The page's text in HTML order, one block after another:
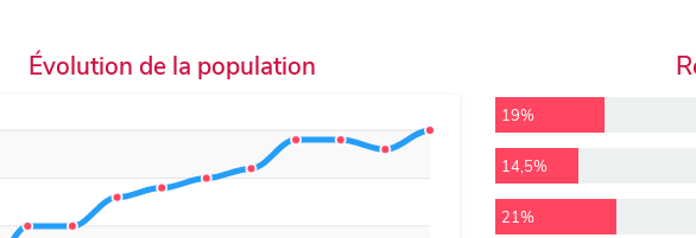
Évolution de la population
19%
14,5%
21%